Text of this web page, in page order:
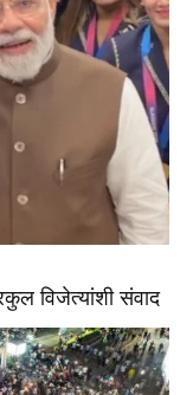
विजेत्यांशी संवाद